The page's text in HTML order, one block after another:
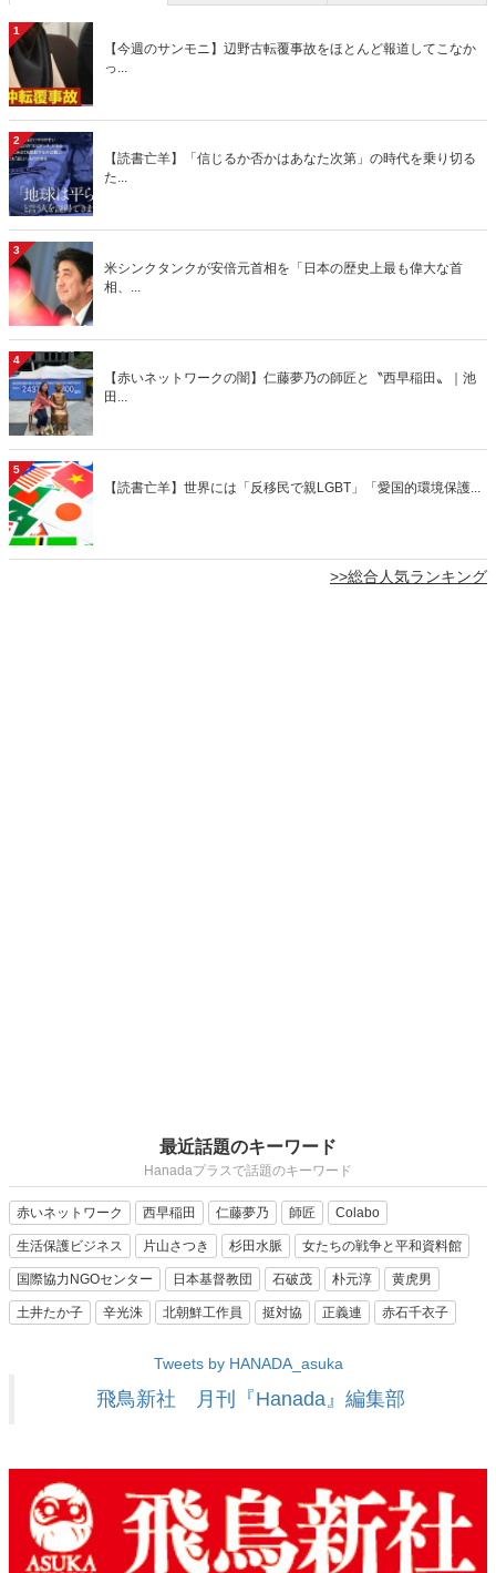
1
【今週のサンモニ】辺野古転覆事故をほとんど報道してこなか
っ...
2
【読書亡羊】「信じるか否かはあなた次第」の時代を乗り切る
た...
3
米シンクタンクが安倍元首相を「日本の歴史上最も偉大な首
相、...
4
【赤いネットワークの闇】仁藤夢乃の師匠と〝西早稲田〟｜池
田...
5
【読書亡羊】世界には「反移民で親LGBT」「愛国的環境保護...
>>総合人気ランキング
最近話題のキーワード
Hanadaプラスで話題のキーワード
赤いネットワーク 西早稲田 仁藤夢乃 師匠 Colabo
生活保護ビジネス 片山さつき 杉田水脈 女たちの戦争と平和資料館
国際協力NGOセンター 日本基督教団 石破茂 朴元淳 黄虎男
土井たか子 辛光洙 北朝鮮工作員 挺対協 正義連 赤石千衣子
Tweets by HANADA_asuka
飛鳥新社 月刊『Hanada』編集部